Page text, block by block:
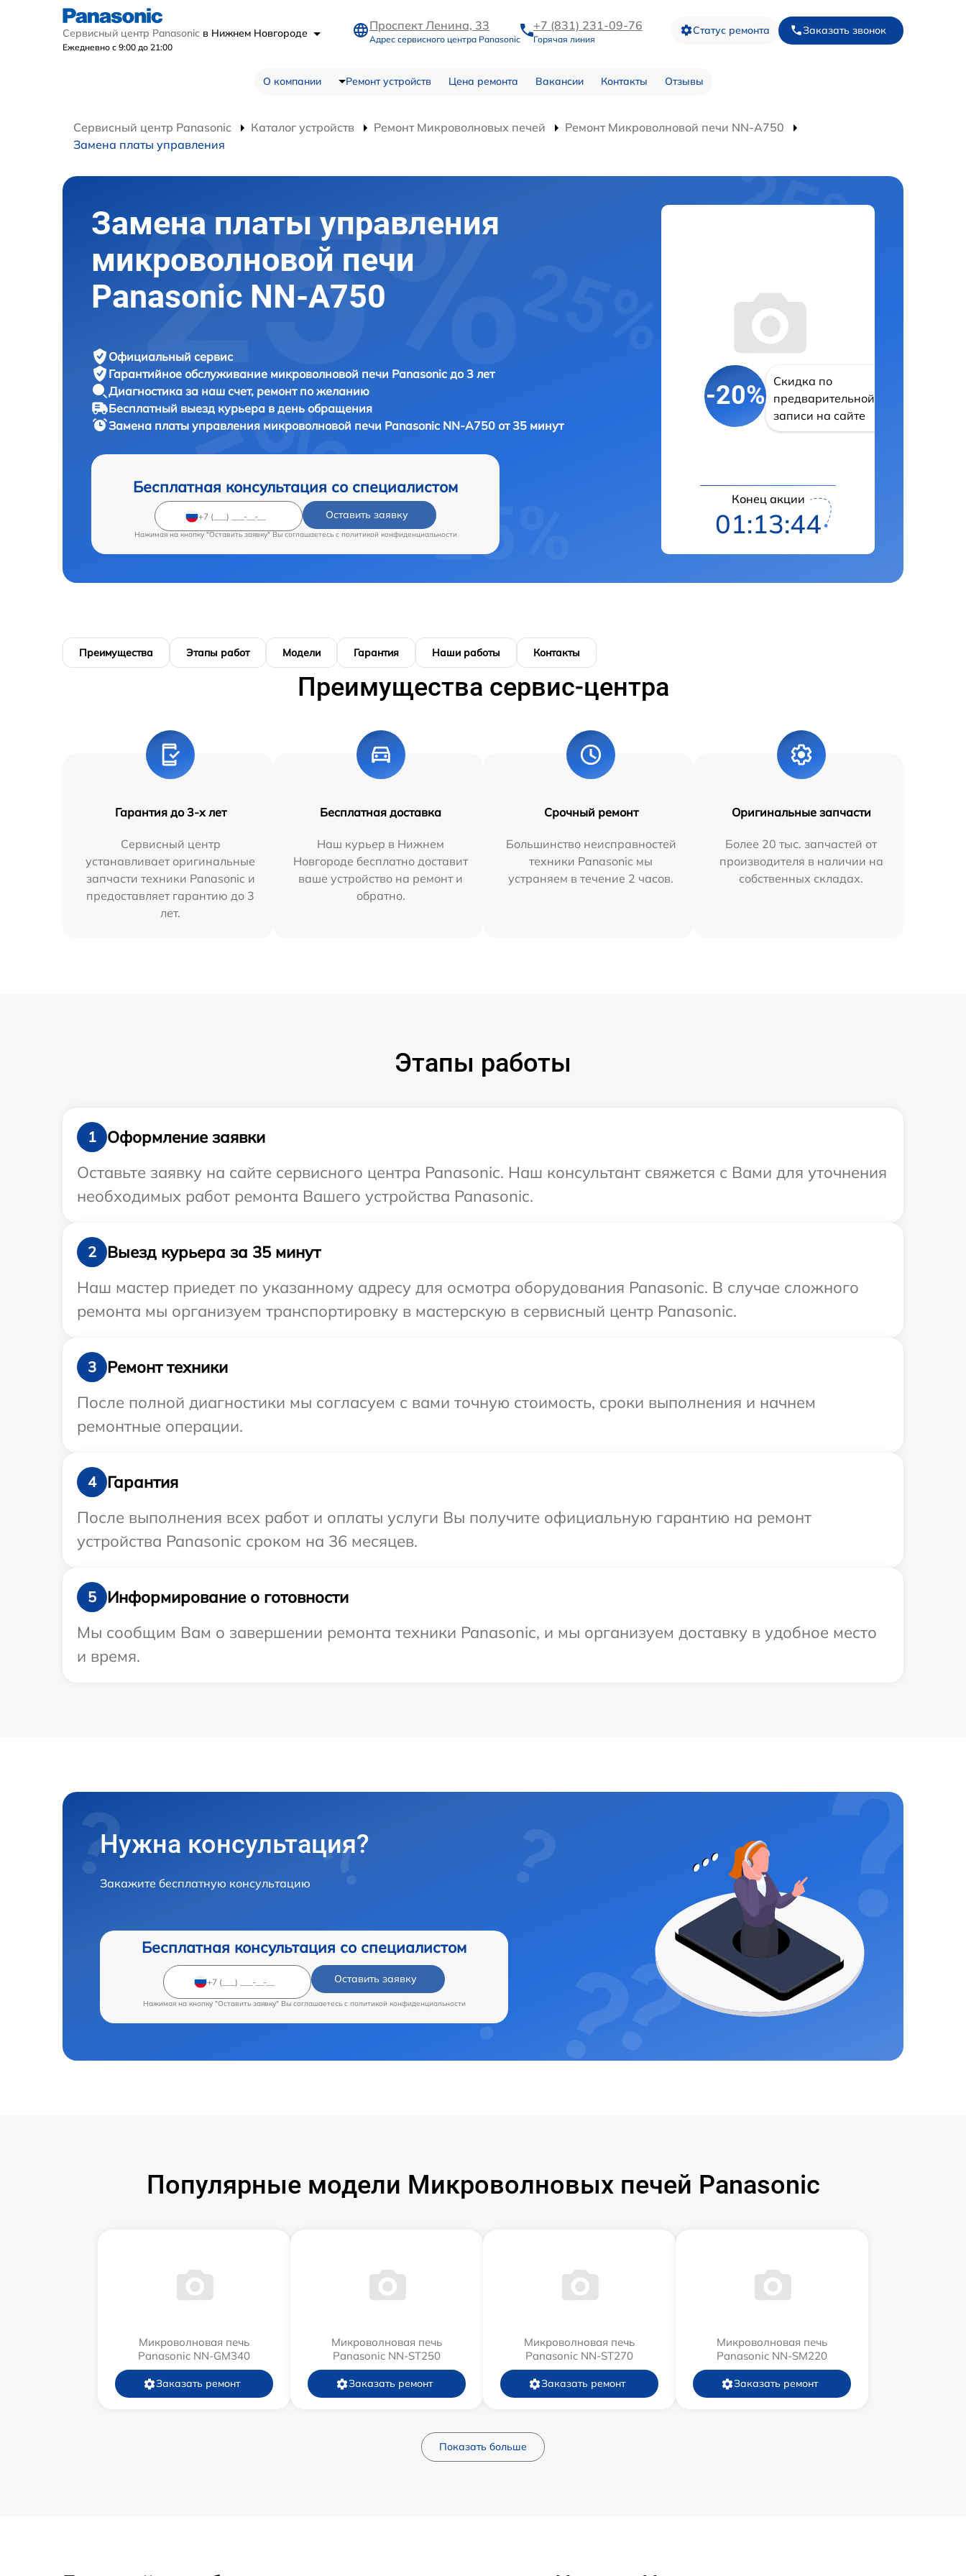
Сервисный центр Panasonic в Нижнем Новгороде
Ежедневно с 9:00 до 21:00
Проспект Ленина, 33
Адрес сервисного центра Panasonic
+7 (831) 231-09-76
Горячая линия
Статус ремонта Заказать звонок
О компании Ремонт устройств Цена ремонта Вакансии Контакты Отзывы
Сервисный центр Panasonic Каталог устройств Ремонт Микроволновых печей
Ремонт Микроволновой печи NN-A750
Замена платы управления
Замена платы управления
микроволновой печи
Panasonic NN-A750
Официальный сервис
Гарантийное обслуживание микроволновой печи Panasonic до 3 лет
Диагностика за наш счет, ремонт по желанию
Бесплатный выезд курьера в день обращения
Замена платы управления микроволновой печи Panasonic NN-A750 от 35 минут
Бесплатная консультация со специалистом
Оставить заявку
Нажимая на кнопку "Оставить заявку" Вы соглашаетесь c политикой конфиденциальности
-20%
Скидка по
предварительной
записи на сайте
Конец акции
01:13:43
Преимущества Этапы работ Модели Гарантия Наши работы Контакты
Преимущества сервис-центра
Гарантия до 3-х лет
Сервисный центр
устанавливает оригинальные
запчасти техники Panasonic и
предоставляет гарантию до 3
лет.
Бесплатная доставка
Наш курьер в Нижнем
Новгороде бесплатно доставит
ваше устройство на ремонт и
обратно.
Срочный ремонт
Большинство неисправностей
техники Panasonic мы
устраняем в течение 2 часов.
Оригинальные запчасти
Более 20 тыс. запчастей от
производителя в наличии на
собственных складах.
Этапы работы
1
Оформление заявки
Оставьте заявку на сайте сервисного центра Panasonic. Наш консультант свяжется с Вами для уточнения
необходимых работ ремонта Вашего устройства Panasonic.
2
Выезд курьера за 35 минут
Наш мастер приедет по указанному адресу для осмотра оборудования Panasonic. В случае сложного
ремонта мы организуем транспортировку в мастерскую в сервисный центр Panasonic.
3
Ремонт техники
После полной диагностики мы согласуем с вами точную стоимость, сроки выполнения и начнем
ремонтные операции.
4
Гарантия
После выполнения всех работ и оплаты услуги Вы получите официальную гарантию на ремонт
устройства Panasonic сроком на 36 месяцев.
5
Информирование о готовности
Мы сообщим Вам о завершении ремонта техники Panasonic, и мы организуем доставку в удобное место
и время.
Нужна консультация?
Закажите бесплатную консультацию
Бесплатная консультация со специалистом
Оставить заявку
Нажимая на кнопку "Оставить заявку" Вы соглашаетесь c политикой конфиденциальности
Популярные модели Микроволновых печей Panasonic
Микроволновая печь
Panasonic NN-GM340
Заказать ремонт
Микроволновая печь
Panasonic NN-ST250
Заказать ремонт
Микроволновая печь
Panasonic NN-ST270
Заказать ремонт
Микроволновая печь
Panasonic NN-SM220
Заказать ремонт
Показать больше